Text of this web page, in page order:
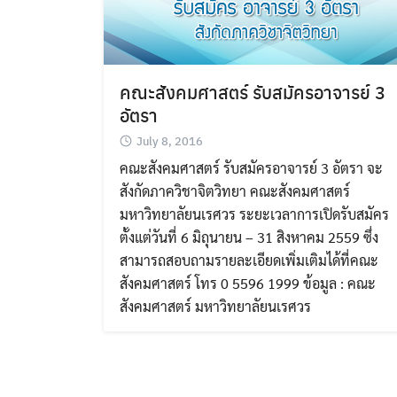
คณะสังคมศาสตร์ รับสมัครอาจารย์ 3
อัตรา
July 8, 2016
คณะสังคมศาสตร์ รับสมัครอาจารย์ 3 อัตรา จะ
สังกัดภาควิชาจิตวิทยา คณะสังคมศาสตร์
มหาวิทยาลัยนเรศวร ระยะเวลาการเปิดรับสมัคร
ตั้งแต่วันที่ 6 มิถุนายน – 31 สิงหาคม 2559 ซึ่ง
สามารถสอบถามรายละเอียดเพิ่มเติมได้ที่คณะ
สังคมศาสตร์ โทร 0 5596 1999 ข้อมูล : คณะ
สังคมศาสตร์ มหาวิทยาลัยนเรศวร